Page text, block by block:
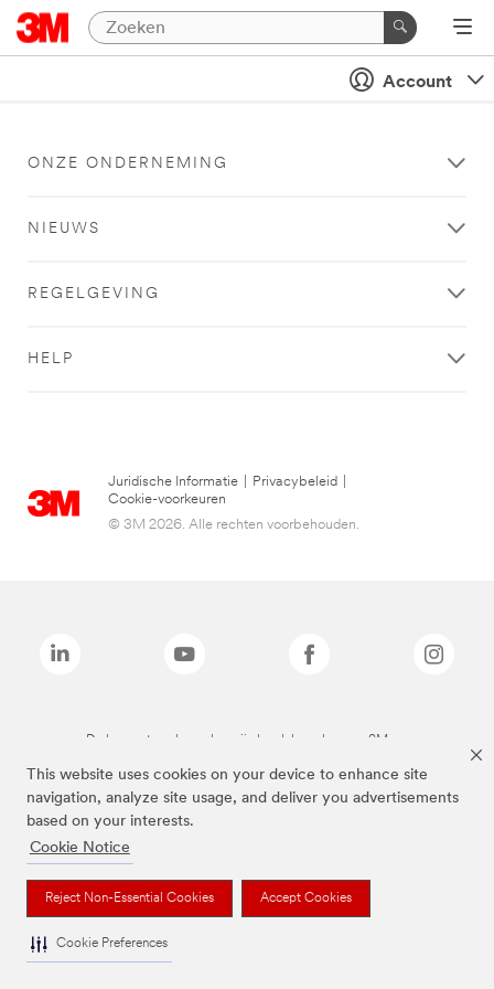
This website uses cookies on your device to enhance site
navigation, analyze site usage, and deliver you advertisements
based on your interests.
Cookie Notice
Reject Non-Essential Cookies Accept Cookies
Cookie Preferences
Account
ONZE ONDERNEMING
NIEUWS
REGELGEVING
HELP
Juridische Informatie Privacybeleid
Cookie-voorkeuren
© 3M 2026. Alle rechten voorbehouden.
De bovenstaande merken zijn handelsmerken van 3M.we